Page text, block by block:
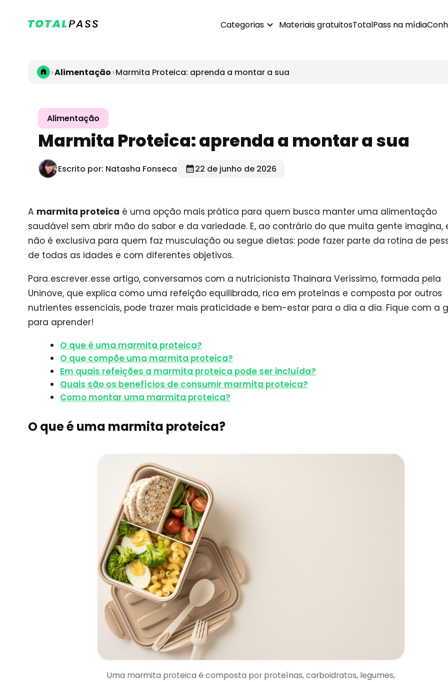
Categorias Materiais gratuitosTotalPass na mídia
›Alimentação›Marmita Proteica: aprenda a montar a sua
Alimentação
Marmita Proteica: aprenda a montar a sua
Escrito por: Natasha Fonseca 22 de junho de 2026
A marmita proteica é uma opção mais prática para quem busca manter uma alimentação
saudável sem abrir mão do sabor e da variedade. E, ao contrário do que muita gente imagina,
não é exclusiva para quem faz musculação ou segue dietas: pode fazer parte da rotina de
de todas as idades e com diferentes objetivos.
Para escrever esse artigo, conversamos com a nutricionista Thainara Veríssimo, formada pela
Uninove, que explica como uma refeição equilibrada, rica em proteínas e composta por outros
nutrientes essenciais, pode trazer mais praticidade e bem-estar para o dia a dia. Fique com a
para aprender!
O que é uma marmita proteica?
O que compõe uma marmita proteica?
Em quais refeições a marmita proteica pode ser incluída?
Quais são os benefícios de consumir marmita proteica?
Como montar uma marmita proteica?
O que é uma marmita proteica?
Uma marmita proteica é composta por proteínas, carboidratos, legumes,